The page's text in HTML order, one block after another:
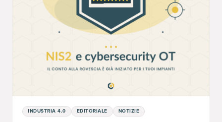
INDUSTRIA 4.0 EDITORIALE NOTIZIE